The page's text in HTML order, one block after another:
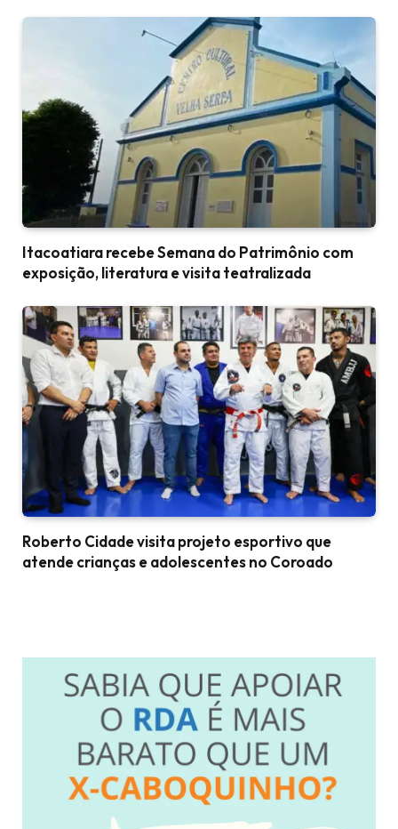
Itacoatiara recebe Semana do Patrimônio com
exposição, literatura e visita teatralizada
Roberto Cidade visita projeto esportivo que
atende crianças e adolescentes no Coroado